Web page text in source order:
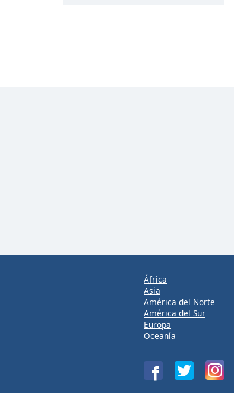
África
Asia
América del Norte
América del Sur
Europa
Oceanía